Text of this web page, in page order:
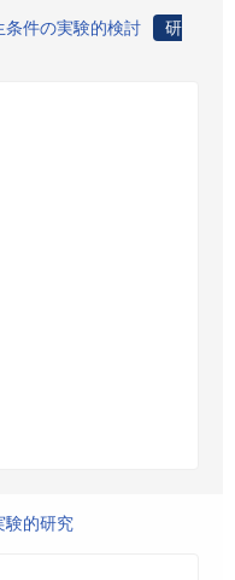
条件の実験的検討
研
験的研究